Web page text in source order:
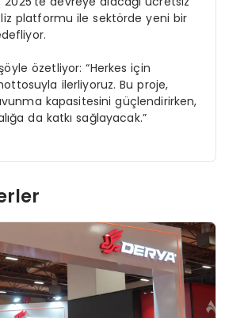
platformu ile sektörde yeni bir
yle özetliyor:“Herkes için
ilerliyoruz. Bu proje,
kapasitesini güçlendirirken,
ığa da katkısağlayacak.”